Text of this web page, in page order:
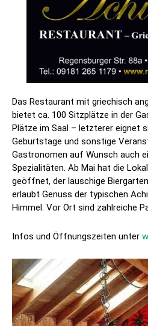
Das Restaurant mit griechisch
bietet ca. 100 Sitzplätze in der
Plätze im Saal – letzterer eignet
Geburtstage und sonstige
Gastronomen auf Wunsch auch
Spezialitäten. Ab Mai hat die
geöffnet, der lauschige
erlaubt Genuss der typischen
Himmel. Vor Ort sind zahlreiche
Infos und Öffnungszeiten unter